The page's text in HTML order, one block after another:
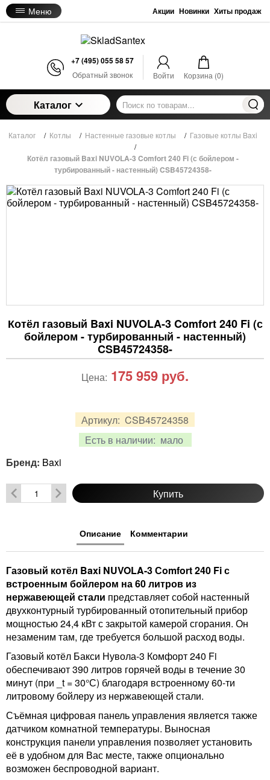
Меню Акции Новинки Хиты продаж
+7 (495) 055 58 57
Обратный звонок Войти Корзина (0)
Каталог
Каталог / Котлы / Настенные газовые котлы / Газовые котлы Baxi
/
Котёл газовый Baxi NUVOLA-3 Comfort 240 Fi (с бойлером -
турбированный - настенный) CSB45724358-
Котёл газовый Baxi NUVOLA-3 Comfort 240 Fi (с
бойлером - турбированный - настенный)
CSB45724358-
Артикул: CSB45724358
Есть в наличии: мало
Цена: 175 959 руб.
Бренд: Baxi
Купить
Описание Комментарии
Газовый котёл Baxi NUVOLA-3 Сomfort 240 Fi с
встроенным бойлером на 60 литров из
нержавеющей стали представляет собой настенный
двухконтурный турбированный отопительный прибор
мощностью 24,4 кВт с закрытой камерой сгорания. Он
незаменим там, где требуется большой расход воды.
Газовый котёл Бакси Нувола-3 Комфорт 240 Fi
обеспечивают 390 литров горячей воды в течение 30
минут (при _t = 30°С) благодаря встроенному 60-ти
литровому бойлеру из нержавеющей стали.
Съёмная цифровая панель управления является также
датчиком комнатной температуры. Выносная
конструкция панели управления позволяет установить
её в удобном для Вас месте, также опционально
возможен беспроводной вариант.